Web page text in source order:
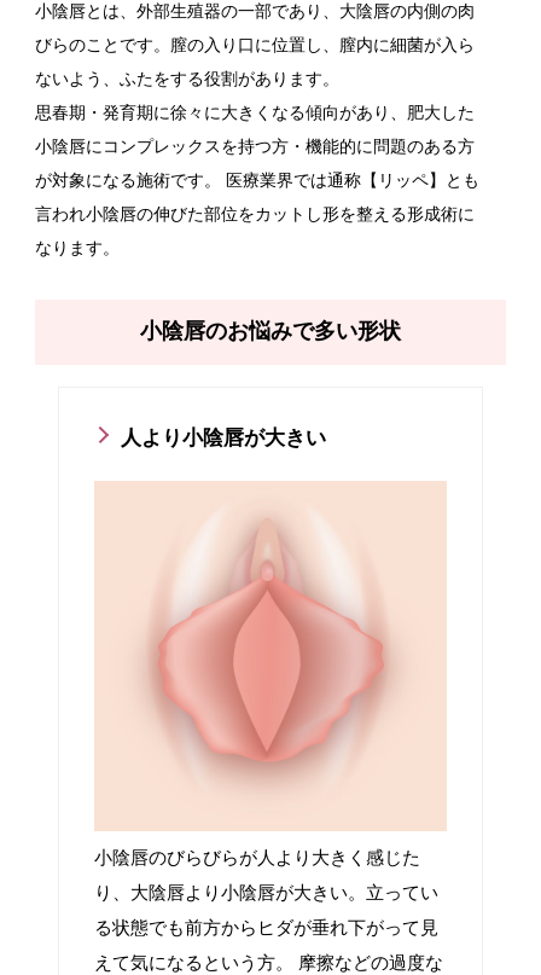
小陰唇とは、外部生殖器の一部であり、大陰唇の内側の肉
びらのことです。膣の入り口に位置し、膣内に細菌が入ら
ないよう、ふたをする役割があります。
思春期・発育期に徐々に大きくなる傾向があり、肥大した
小陰唇にコンプレックスを持つ方・機能的に問題のある方
が対象になる施術です。 医療業界では通称【リッペ】とも
言われ小陰唇の伸びた部位をカットし形を整える形成術に
なります。
小陰唇のお悩みで多い形状
人より小陰唇が大きい
小陰唇のびらびらが人より大きく感じた
り、大陰唇より小陰唇が大きい。立ってい
る状態でも前方からヒダが垂れ下がって見
えて気になるという方。 摩擦などの過度な